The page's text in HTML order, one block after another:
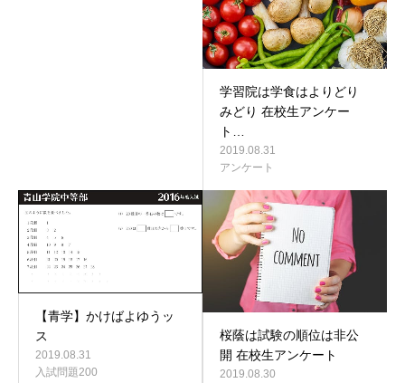
学習院は学食はよりどり
みどり 在校生アンケー
ト…
2019.08.31
アンケート
【青学】かけばよゆうッ
ス
2019.08.31
入試問題200
桜蔭は試験の順位は非公
開 在校生アンケート
2019.08.30